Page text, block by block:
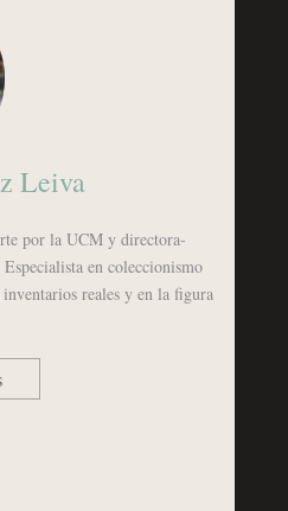
Leiva
por la UCM y directora-
en coleccionismo
reales y en la figura